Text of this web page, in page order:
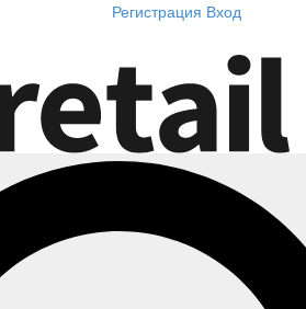
Регистрация Вход